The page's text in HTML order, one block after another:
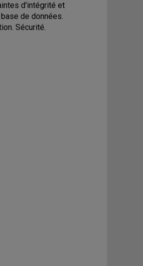
d'intégrité et
de données.
Sécurité.